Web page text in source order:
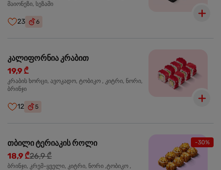
მაიონეზი, სეზამი
23 6
კალიფორნია კრაბით
19,9 ₾
კრაბის ხორცი, ავოკადო, ტობიკო , კიტრი, ნორი,
ბრინჯი
12 5
-30%
თბილი ტერიაკის როლი
18,9 ₾26,9 ₾
ბრინჯი, კრემ-ყველი, კიტრი, ნორი ,ტობიკო ,